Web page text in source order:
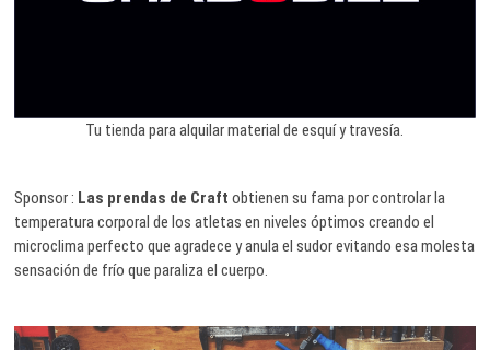
Tu tienda para alquilar material de esquí y travesía.
Sponsor : Las prendas de Craft obtienen su fama por controlar la
temperatura corporal de los atletas en niveles óptimos creando el
microclima perfecto que agradece y anula el sudor evitando esa molesta
sensación de frío que paraliza el cuerpo.